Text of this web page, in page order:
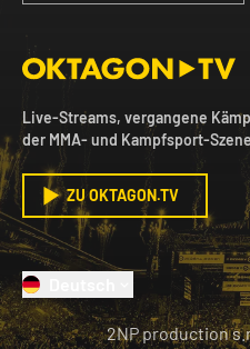
Live-Streams, vergangene
der MMA- und Kampfsport-
ZU OKTAGON.TV
2NP production